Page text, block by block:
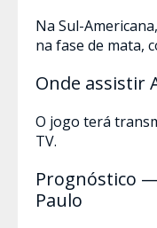
Na Sul-
na fase de mata,
Onde assistir
O jogo terá
TV.
Prognóstico —
Paulo